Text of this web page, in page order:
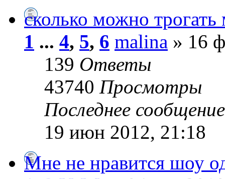
сколько можно трогать
1 ... 4, 5, 6 malina » 16
139 Ответы
43740 Просмотры
Последнее
19 июн 2012, 21:18
Мне не нравится шоу